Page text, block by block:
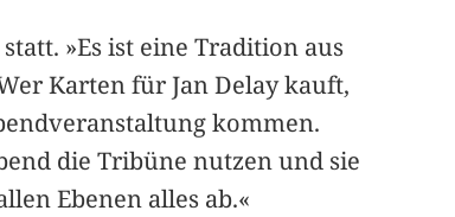
»Es ist eine Tradition aus
Karten für Jan Delay kauft,
kommen.
die Tribüne nutzen und sie
Ebenen alles ab.«